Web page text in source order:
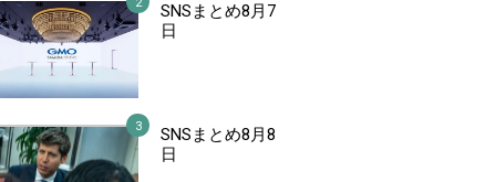
SNSまとめ8月7
日
SNSまとめ8月8
日